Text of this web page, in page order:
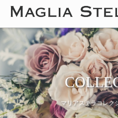
マリアステラコレク